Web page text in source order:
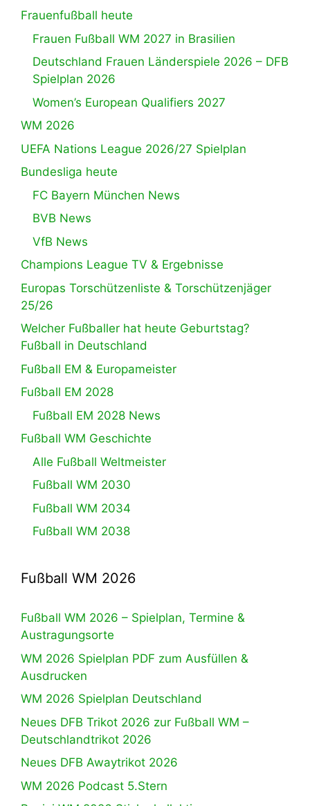
Frauenfußball heute
Frauen Fußball WM 2027 in Brasilien
Deutschland Frauen Länderspiele 2026 – DFB
Spielplan 2026
Women’s European Qualifiers 2027
WM 2026
UEFA Nations League 2026/27 Spielplan
Bundesliga heute
FC Bayern München News
BVB News
VfB News
Champions League TV & Ergebnisse
Europas Torschützenliste & Torschützenjäger
25/26
Welcher Fußballer hat heute Geburtstag?
Fußball in Deutschland
Fußball EM & Europameister
Fußball EM 2028
Fußball EM 2028 News
Fußball WM Geschichte
Alle Fußball Weltmeister
Fußball WM 2030
Fußball WM 2034
Fußball WM 2038
Fußball WM 2026
Fußball WM 2026 – Spielplan, Termine &
Austragungsorte
WM 2026 Spielplan PDF zum Ausfüllen &
Ausdrucken
WM 2026 Spielplan Deutschland
Neues DFB Trikot 2026 zur Fußball WM –
Deutschlandtrikot 2026
Neues DFB Awaytrikot 2026
WM 2026 Podcast 5.Stern